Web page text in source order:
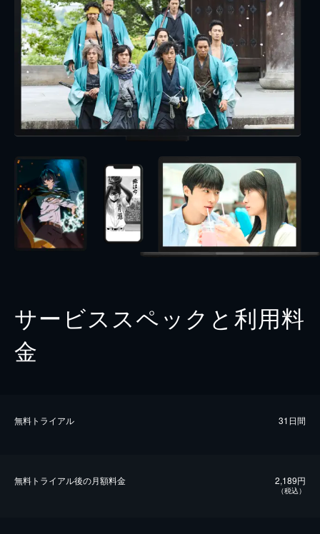
サービススペックと利用料
金
無料トライアル 31日間
無料トライアル後の⽉額料金 2,189円
（税込）